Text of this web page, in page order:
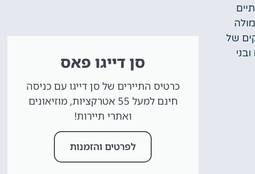
של
סן דייגו פאס
כרטיס התיירים של סן דייגו עם כניסה
חינם למעל 55 אטרקציות, מוזיאונים
ואתרי תיירות!
לפרטים והזמנות